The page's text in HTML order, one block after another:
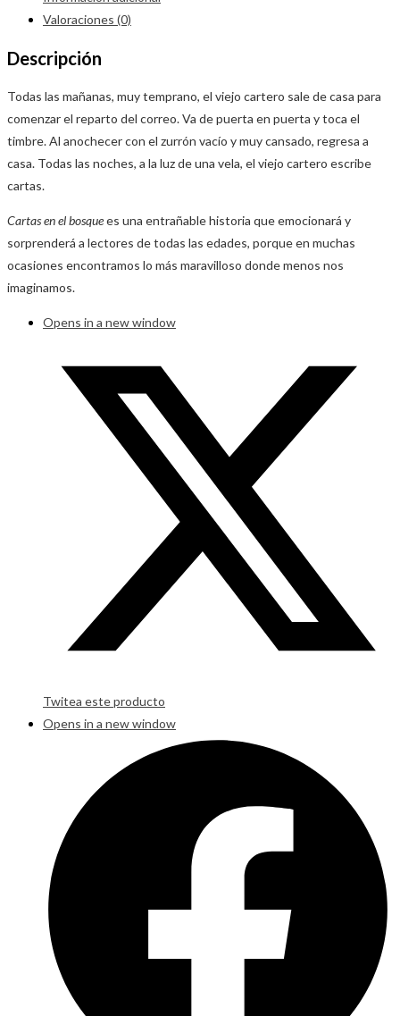
Valoraciones (0)
Descripción
Todas las mañanas, muy temprano, el viejo cartero sale de casa para
comenzar el reparto del correo. Va de puerta en puerta y toca el
timbre. Al anochecer con el zurrón vacío y muy cansado, regresa a
casa. Todas las noches, a la luz de una vela, el viejo cartero escribe
cartas.
Cartas en el bosquees una entrañable historia que emocionará y
sorprenderá a lectores de todas las edades, porque en muchas
ocasiones encontramos lo más maravilloso donde menos nos
imaginamos.
Opens in a new window
Twitea este producto
Opens in a new window